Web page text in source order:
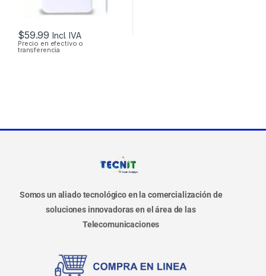
$59.99 Incl. IVA
Precio en efectivo o
transferencia
Somos un aliado tecnológico en la comercialización de
soluciones innovadoras en el área de las
Telecomunicaciones